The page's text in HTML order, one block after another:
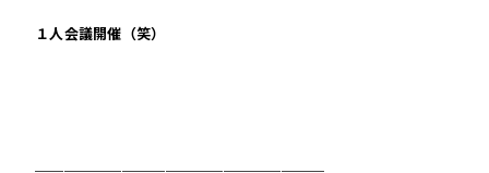
１人会議開催（笑）